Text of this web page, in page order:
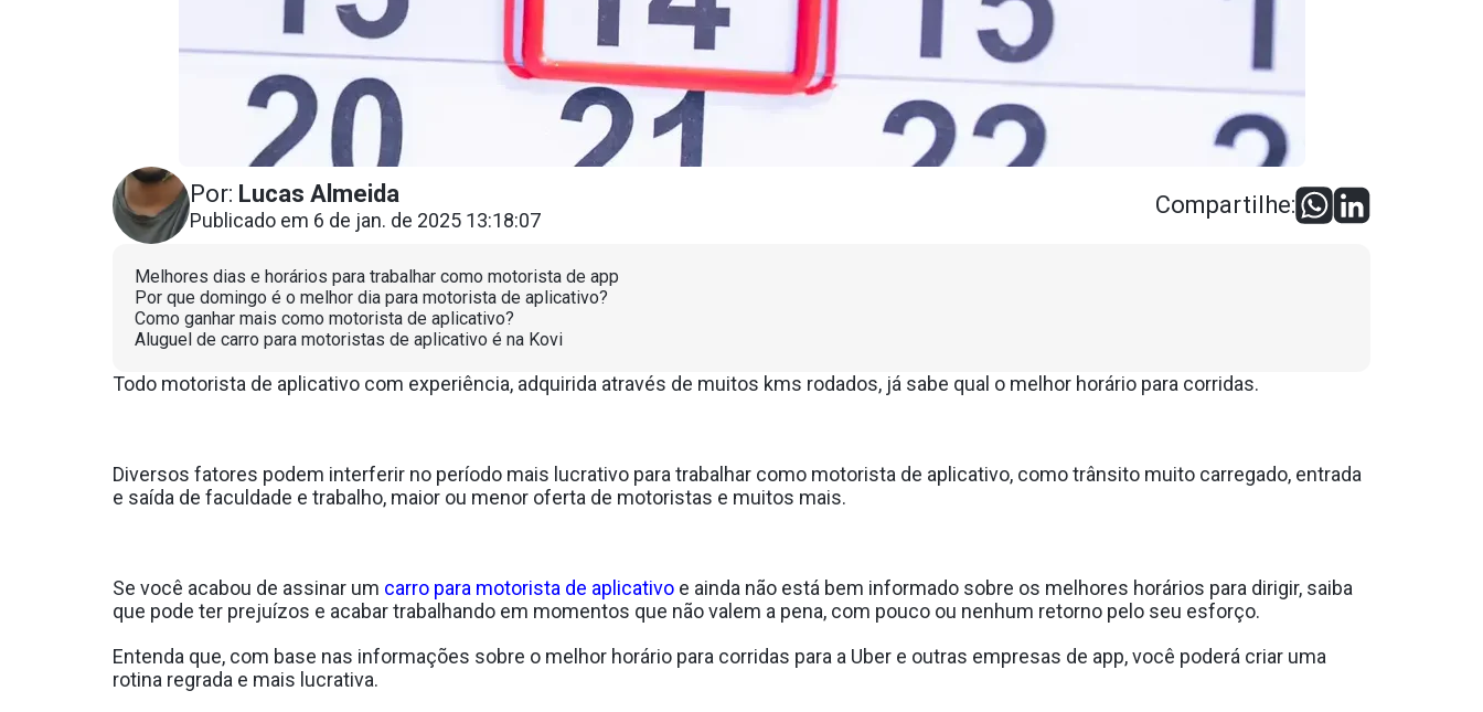
Por: Lucas Almeida
Publicado em 6 de jan. de 2025 13:18:07
Compartilhe:
Melhores dias e horários para trabalhar como motorista de app
Por que domingo é o melhor dia para motorista de aplicativo?
Como ganhar mais como motorista de aplicativo?
Aluguel de carro para motoristas de aplicativo é na Kovi
Todo motorista de aplicativo com experiência, adquirida através de muitos kms rodados, já sabe qual o melhor horário para corridas.
Diversos fatores podem interferir no período mais lucrativo para trabalhar como motorista de aplicativo, como trânsito muito carregado, entrada
e saída de faculdade e trabalho, maior ou menor oferta de motoristas e muitos mais.
Se você acabou de assinar um carro para motorista de aplicativo e ainda não está bem informado sobre os melhores horários para dirigir, saiba
que pode ter prejuízos e acabar trabalhando em momentos que não valem a pena, com pouco ou nenhum retorno pelo seu esforço.
Entenda que, com base nas informações sobre o melhor horário para corridas para a Uber e outras empresas de app, você poderá criar uma
rotina regrada e mais lucrativa.